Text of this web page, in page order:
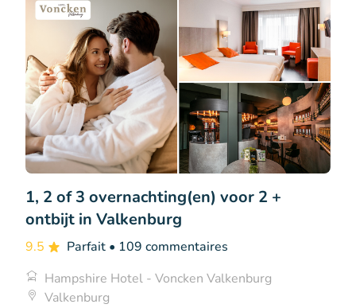
1, 2 of 3 overnachting(en) voor 2 +
ontbijt in Valkenburg
9.5 Parfait • 109 commentaires
Hampshire Hotel - Voncken Valkenburg
Valkenburg